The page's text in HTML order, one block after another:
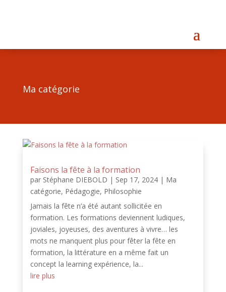
Ma catégorie
Faisons la fête à la formation
par Stéphane DIEBOLD | Sep 17, 2024| Ma
catégorie, Pédagogie, Philosophie
Jamais la fête n’a été autant sollicitée en
formation. Les formations deviennent ludiques,
joviales, joyeuses, des aventures à vivre… les
mots ne manquent plus pour fêter la fête en
formation, la littérature en a même fait un
concept la learning expérience, la...
lire plus